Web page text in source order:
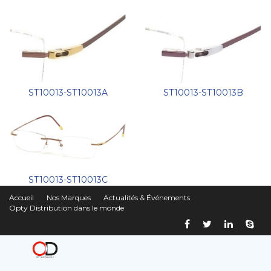
ST10013-ST10013A ST10013-ST10013B
ST10013-ST10013C
Accueil Nos Marques
Actualités & Événements
Opty Distribution dans le monde